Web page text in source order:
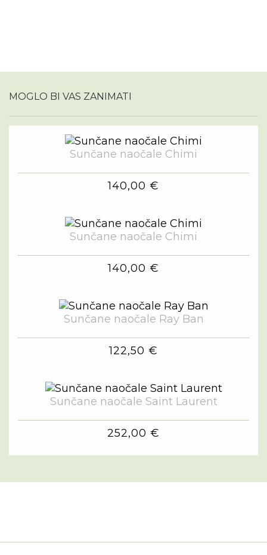
MOGLO BI VAS ZANIMATI
Sunčane naočale Chimi
140,00 €
Sunčane naočale Chimi
140,00 €
Sunčane naočale Ray Ban
122,50 €
Sunčane naočale Saint Laurent
252,00 €